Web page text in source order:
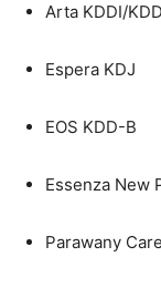
Arta KDDI/
Espera KDJ
EOS KDD-B
Essenza New
Parawany